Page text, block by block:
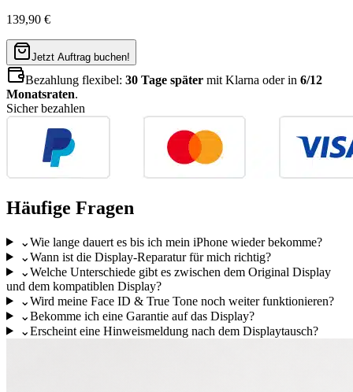
139,90 €
Jetzt Auftrag buchen!
Bezahlung flexibel: 30 Tage später mit Klarna oder in 6/12
Monatsraten.
Sicher bezahlen
Häufige Fragen
⌄Wie lange dauert es bis ich mein iPhone wieder bekomme?
⌄Wann ist die Display-Reparatur für mich richtig?
⌄Welche Unterschiede gibt es zwischen dem Original Display
und dem kompatiblen Display?
⌄Wird meine Face ID & True Tone noch weiter funktionieren?
⌄Bekomme ich eine Garantie auf das Display?
⌄Erscheint eine Hinweismeldung nach dem Displaytausch?